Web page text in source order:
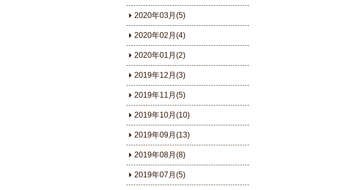
2020年03月(5)
2020年02月(4)
2020年01月(2)
2019年12月(3)
2019年11月(5)
2019年10月(10)
2019年09月(13)
2019年08月(8)
2019年07月(5)